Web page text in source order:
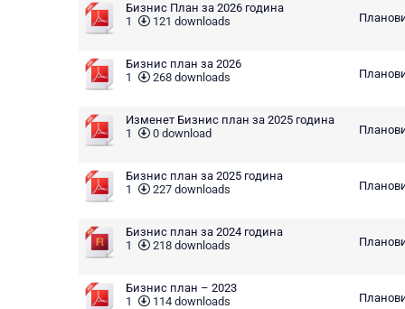
Бизнис План за 2026 година
1
121 downloads
Бизнис план за 2026
1
268 downloads
Изменет Бизнис план за 2025 година
1
0 download
Бизнис план за 2025 година
1
227 downloads
Бизнис план за 2024 година
1
218 downloads
Бизнис план – 2023
1
114 downloads